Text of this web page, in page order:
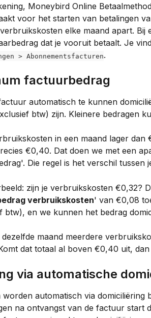
Moneybird Online
voor het starten van betalingen
elke maand apart. Bij
dat je vooruit betaalt. Je
> Abonnementsfacturen.
factuurbedrag
automatisch te kunnen
btw) zijn. Kleinere bedragen
in een maand lager
€0,40. Dat doen we met een
Die regel is het verschil tussen
zijn je verbruikskosten €0,32?
verbruikskosten' van €0,08
btw), en we kunnen het bedrag
dezelfde maand meerdere
dat totaal al boven €0,40 uit,
via automatische
worden automatisch via domiciliëring
na ontvangst van de factuur start